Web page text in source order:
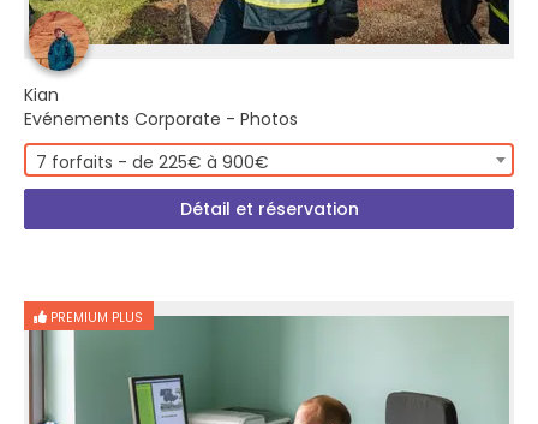
Kian
Evénements Corporate - Photos
7 forfaits - de 225€ à 900€
Détail et réservation
PREMIUM PLUS